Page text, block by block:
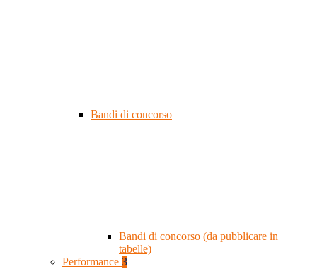
Bandi di concorso
Bandi di concorso (da pubblicare in
tabelle)
Performance 3